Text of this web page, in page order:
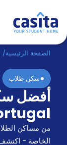
الرئيسية
دخول
حجز
السكن
نحن؟
الصفحة الرئيسية/
سكن طلاب
أفضل
من مساكن
الخاصة - اكتشف